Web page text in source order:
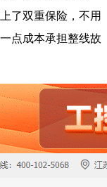
了双重保险，不用
点成本承担整线故